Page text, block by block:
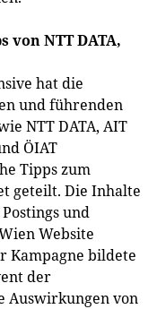
NTT DATA,
hat die
und führenden
NTT DATA, AIT
ÖIAT
Tipps zum
geteilt. Die Inhalte
und
Website
Kampagne bildete
der
Auswirkungen von